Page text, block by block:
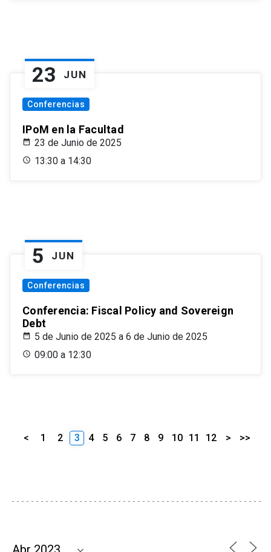
23 JUN
Conferencias
IPoM en la Facultad
23 de Junio de 2025
13:30 a 14:30
5 JUN
Conferencias
Conferencia: Fiscal Policy and Sovereign
Debt
5 de Junio de 2025 a 6 de Junio de 2025
09:00 a 12:30
< 1 2 3 4 5 6 7 8 9 10 11 12 > >>